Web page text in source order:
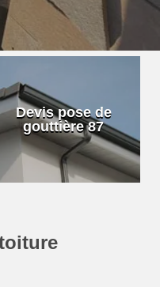
Devis pose de
gouttière 87